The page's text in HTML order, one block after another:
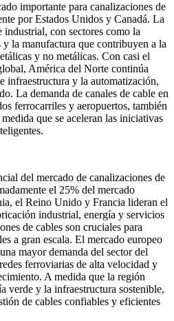
importante para canalizaciones de
por Estados Unidos y Canadá. La
industrial, con sectores como la
la manufactura que contribuyen a la
y no metálicas. Con casi el
América del Norte continúa
infraestructura y la automatización,
La demanda de canales de cable en
ferrocarriles y aeropuertos, también
que se aceleran las iniciativas
del mercado de canalizaciones de
el 25% del mercado
el Reino Unido y Francia lideran el
industrial, energía y servicios
de cables son cruciales para
a gran escala. El mercado europeo
mayor demanda del sector del
ferroviarias de alta velocidad y
A medida que la región
verde y la infraestructura sostenible,
de cables confiables y eficientes